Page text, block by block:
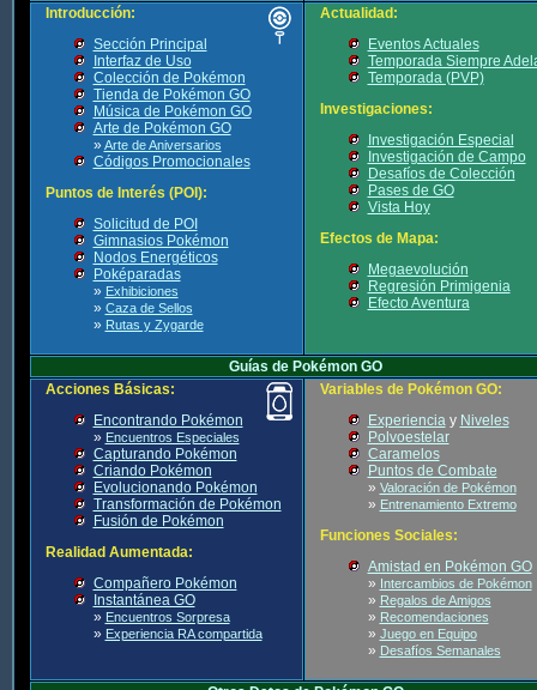
Introducción:
Sección Principal
Interfaz de Uso
Colección de Pokémon
Tienda de Pokémon GO
Música de Pokémon GO
Arte de Pokémon GO
» Arte de Aniversarios
Códigos Promocionales
Puntos de Interés (POI):
Solicitud de POI
Gimnasios Pokémon
Nodos Energéticos
Poképaradas
» Exhibiciones
» Caza de Sellos
» Rutas y Zygarde
Actualidad:
Eventos Actuales
Temporada Siempre
Temporada (PVP)
Investigaciones:
Investigación Especial
Investigación de Campo
Desafíos de Colección
Pases de GO
Vista Hoy
Efectos de Mapa:
Megaevolución
Regresión Primigenia
Efecto Aventura
Guías de Pokémon GO
Acciones Básicas:
Encontrando Pokémon
» Encuentros Especiales
Capturando Pokémon
Criando Pokémon
Evolucionando Pokémon
Transformación de Pokémon
Fusión de Pokémon
Realidad Aumentada:
Compañero Pokémon
Instantánea GO
» Encuentros Sorpresa
» Experiencia RA compartida
Variables de Pokémon GO:
Experienciay Niveles
Polvoestelar
Caramelos
Puntos de Combate
» Valoración de Pokémon
» Entrenamiento Extremo
Funciones Sociales:
Amistad en Pokémon GO
» Intercambios de Pokémon
» Regalos de Amigos
» Recomendaciones
» Juego en Equipo
» Desafíos Semanales